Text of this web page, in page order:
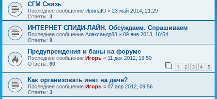
СГМ Связь
Последнее сообщение ИринаЮ « 23 май 2014, 21:29
Ответы: 3
ИНТЕРНЕТ СПИДИ-ЛАЙН. Обсуждаем. Спрашиваем
Последнее сообщение Александр83 « 09 янв 2013, 16:54
Ответы: 9
Предупреждения и баны на форуме
Последнее сообщение Игорь « 11 дек 2012, 19:50
Ответы: 60 1 2 3 4 5
Как организовать инет на даче?
Последнее сообщение Игорь « 07 апр 2012, 09:56
Ответы: 3